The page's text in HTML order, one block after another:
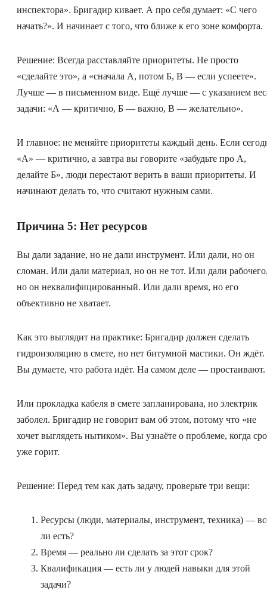
инспектора». Бригадир кивает. А про себя думает: «С чего
начать?». И начинает с того, что ближе к его зоне комфорта.
Решение: Всегда расставляйте приоритеты. Не просто
«сделайте это», а «сначала А, потом Б, В — если успеете».
Лучше — в письменном виде. Ещё лучше — с указанием
задачи: «А — критично, Б — важно, В — желательно».
И главное: не меняйте приоритеты каждый день. Если
«А» — критично, а завтра вы говорите «забудьте про А,
делайте Б», люди перестают верить в ваши приоритеты. И
начинают делать то, что считают нужным сами.
Причина 5: Нет ресурсов
Вы дали задание, но не дали инструмент. Или дали, но он
сломан. Или дали материал, но он не тот. Или дали
но он неквалифицированный. Или дали время, но его
объективно не хватает.
Как это выглядит на практике: Бригадир должен сделать
гидроизоляцию в смете, но нет битумной мастики. Он ждёт.
Вы думаете, что работа идёт. На самом деле — простаивают.
Или прокладка кабеля в смете запланирована, но электрик
заболел. Бригадир не говорит вам об этом, потому что «не
хочет выглядеть нытиком». Вы узнаёте о проблеме, когда
уже горит.
Решение: Перед тем как дать задачу, проверьте три вещи:
Ресурсы (люди, материалы, инструмент, техника) —
ли есть?
Время — реально ли сделать за этот срок?
Квалификация — есть ли у людей навыки для этой
задачи?